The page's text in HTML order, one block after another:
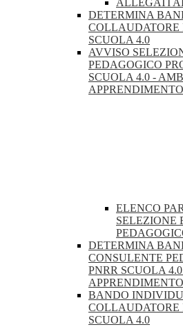
ALLEGATI
DETERMINA
COLLAUDATORE
SCUOLA 4.0
AVVISO
PEDAGOGICO
SCUOLA 4.0 -
ELENCO
SELEZIONE
DETERMINA
CONSULENTE
PNRR SCUOLA
BANDO
COLLAUDATORE
SCUOLA 4.0